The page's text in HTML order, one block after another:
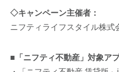
◇キャンペーン主催者：
ニフティライフスタイル株式
■「ニフティ不動産」対象アプ